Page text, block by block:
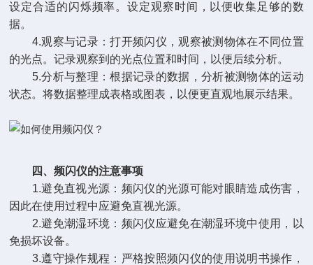
设定合适的闪烁频率。设定观察时间，以便收集足够的数
据。
4.观察与记录：打开频闪仪，观察被测物体在不同位置
的光点。记录观察到的光点位置和时间，以便后续分析。
5.分析与整理：根据记录的数据，分析被测物体的运动
状态。将数据整理成表格或图表，以便更直观地展示结果。
四、频闪仪的注意事项
1.避免直视光源：频闪仪的光源可能对眼睛造成伤害，
因此在使用过程中应避免直视光源。
2.避免潮湿环境：频闪仪应避免在潮湿环境中使用，以
免损坏设备。
3.遵守操作规程：严格按照频闪仪的使用说明书操作，